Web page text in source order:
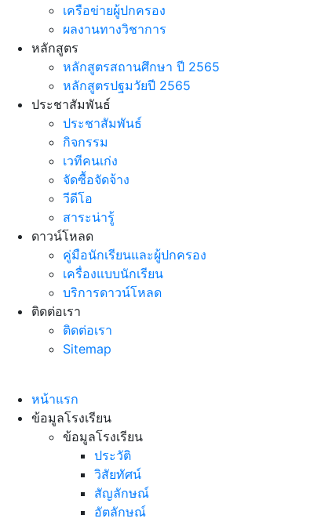
เครือข่ายผู้ปกครอง
ผลงานทางวิชาการ
หลักสูตร
หลักสูตรสถานศึกษา ปี 2565
หลักสูตรปฐมวัยปี 2565
ประชาสัมพันธ์
ประชาสัมพันธ์
กิจกรรม
เวทีคนเก่ง
จัดซื้อจัดจ้าง
วีดีโอ
สาระน่ารู้
ดาวน์โหลด
คู่มือนักเรียนและผู้ปกครอง
เครื่องแบบนักเรียน
บริการดาวน์โหลด
ติดต่อเรา
ติดต่อเรา
Sitemap
หน้าแรก
ข้อมูลโรงเรียน
ข้อมูลโรงเรียน
ประวัติ
วิสัยทัศน์
สัญลักษณ์
อัตลักษณ์